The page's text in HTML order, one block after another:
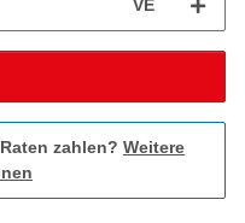
VE
zahlen? Weitere